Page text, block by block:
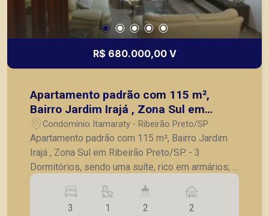
R$ 680.000,00 V
Apartamento padrão com 115 m²,
Bairro Jardim Irajá , Zona Sul em
Ribeirão Preto/SP.
Condomínio Itamaraty - Ribeirão Preto/SP
Apartamento padrão com 115 m², Bairro Jardim
Irajá , Zona Sul em Ribeirão Preto/SP. - 3
Dormitórios, sendo uma suíte, rico em armários; -
Sala grande dois ambientes; - Banheiro social; -
Cozinha com armários; - Área de serviço com
3 1 2 2